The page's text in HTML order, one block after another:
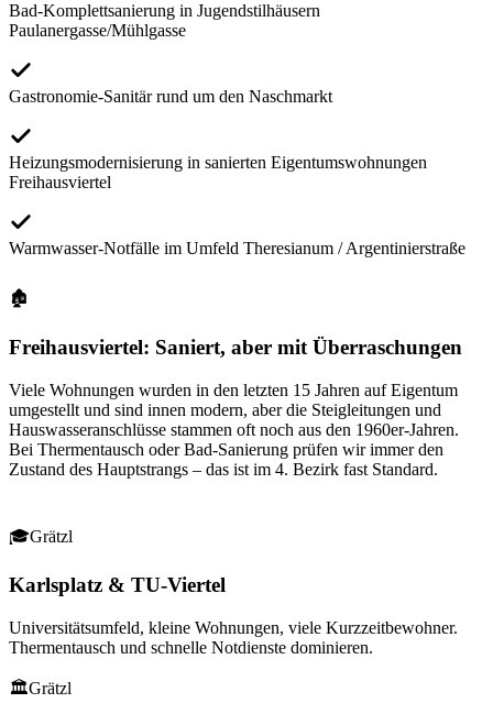
Bad-Komplettsanierung in Jugendstilhäusern
Paulanergasse/Mühlgasse
Gastronomie-Sanitär rund um den Naschmarkt
Heizungsmodernisierung in sanierten Eigentumswohnungen
Freihausviertel
Warmwasser-Notfälle im Umfeld Theresianum / Argentinierstraße
🏚
Freihausviertel: Saniert, aber mit Überraschungen
Viele Wohnungen wurden in den letzten 15 Jahren auf Eigentum
umgestellt und sind innen modern, aber die Steigleitungen und
Hauswasseranschlüsse stammen oft noch aus den 1960er-Jahren.
Bei Thermentausch oder Bad-Sanierung prüfen wir immer den
Zustand des Hauptstrangs – das ist im 4. Bezirk fast Standard.
🎓Grätzl
Karlsplatz & TU-Viertel
Universitätsumfeld, kleine Wohnungen, viele Kurzzeitbewohner.
Thermentausch und schnelle Notdienste dominieren.
🏛Grätzl